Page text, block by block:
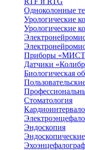
Одноколонные
Урологические
Урологические
Приборы
Датчики
Биологическая
Стоматология
Эндоскопия